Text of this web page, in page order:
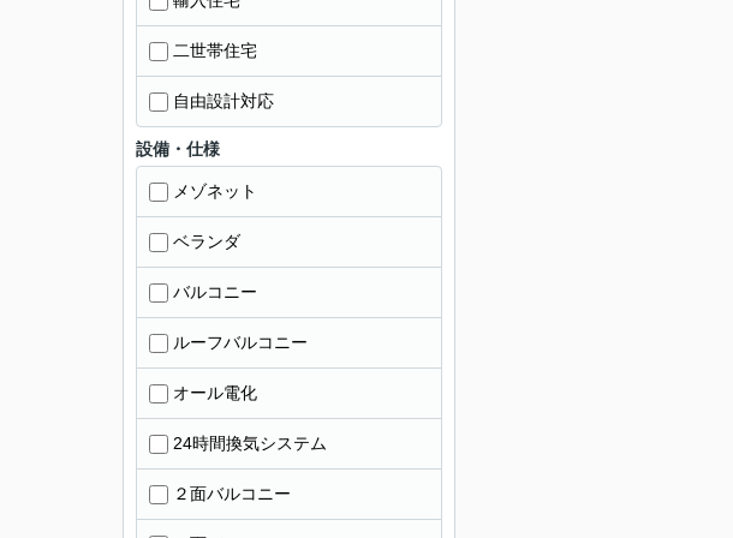
二世帯住宅
自由設計対応
設備・仕様
メゾネット
ベランダ
バルコニー
ルーフバルコニー
オール電化
24時間換気システム
２面バルコニー